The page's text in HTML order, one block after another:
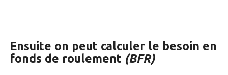
Ensuite on peut calculer le besoin en
fonds de roulement (BFR)